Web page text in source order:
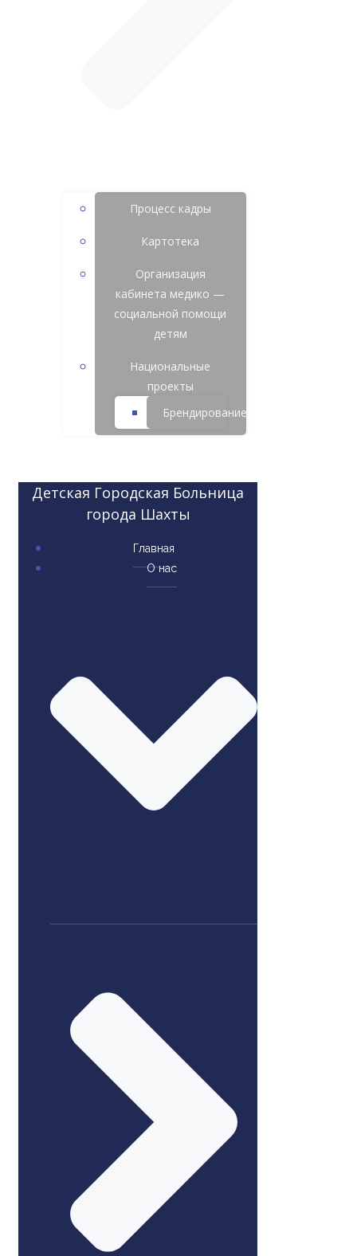
Процесс кадры
Картотека
Организация
кабинета медико —
социальной помощи
детям
Национальные
проекты
Брендирование
Детская Городская Больница
города Шахты
Главная
О нас